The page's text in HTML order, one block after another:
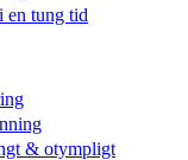
en tung tid
& otympligt